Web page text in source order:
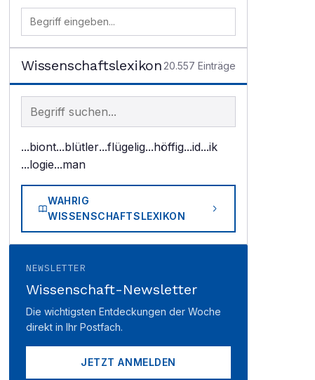
Wissenschaftslexikon 20.557 Einträge
Begriff im Lexikon suchen
...biont...blütler...flügelig...höffig...id...ik
...logie...man
WAHRIG
WISSENSCHAFTSLEXIKON
NEWSLETTER
Wissenschaft-Newsletter
Die wichtigsten Entdeckungen der Woche
direkt in Ihr Postfach.
JETZT ANMELDEN